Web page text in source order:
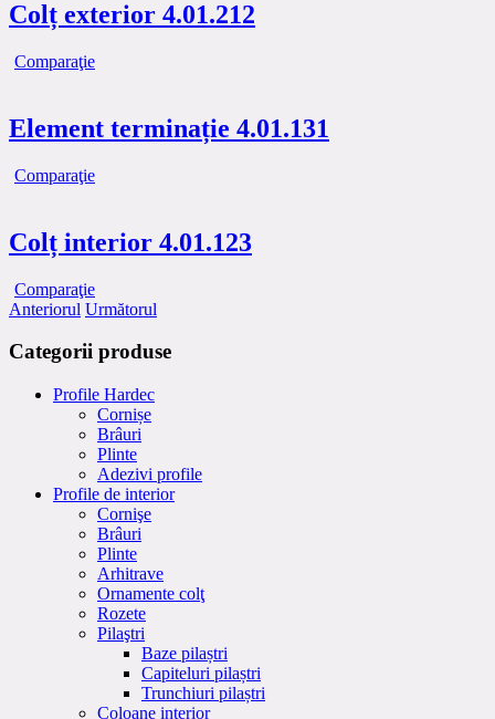
Colț exterior 4.01.212
Comparaţie
Element terminație 4.01.131
Comparaţie
Colț interior 4.01.123
Comparaţie
Anteriorul Următorul
Categorii produse
Profile Hardec
Cornișe
Brâuri
Plinte
Adezivi profile
Profile de interior
Cornişe
Brâuri
Plinte
Arhitrave
Ornamente colţ
Rozete
Pilaştri
Baze pilaștri
Capiteluri pilaștri
Trunchiuri pilaștri
Coloane interior